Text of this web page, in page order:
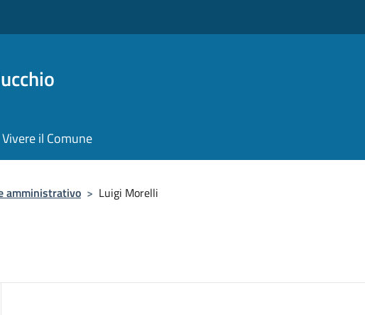
Vivere il Comune
amministrativo > Luigi Morelli